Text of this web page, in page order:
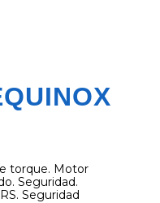
torque. Motor
Seguridad.
Seguridad